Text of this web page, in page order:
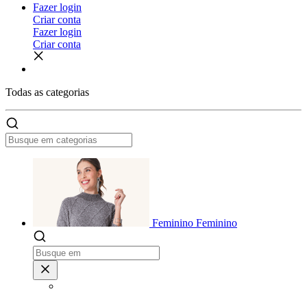
Fazer login
Criar conta
Fazer login
Criar conta
Todas as categorias
Feminino Feminino